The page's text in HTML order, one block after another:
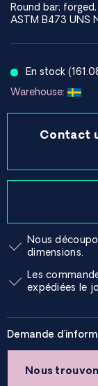
Round bar;
ASTM B473 UNS
En stock
Warehouse:
Contact
Nous
dimensions.
Les
expédiées le
Demande
Nous